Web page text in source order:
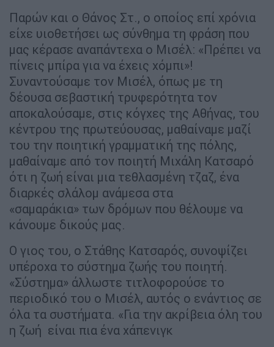
Παρών και ο Θάνος Στ., ο οποίος επί χρόνια
είχε υιοθετήσει ως σύνθηµα τη φράση που
µας κέρασε αναπάντεχα ο Μισέλ: «Πρέπει να
πίνεις µπίρα για να έχεις χόµπι»!
Συναντούσαµε τον Μισέλ, όπως µε τη
δέουσα σεβαστική τρυφερότητα τον
αποκαλούσαµε, στις κόγχες της Αθήνας, του
κέντρου της πρωτεύουσας, µαθαίναµε µαζί
του την ποιητική γραµµατική της πόλης,
µαθαίναµε από τον ποιητή Μιχάλη Κατσαρό
ότι η ζωή είναι µια τεθλασµένη τζαζ, ένα
διαρκές σλάλοµ ανάµεσα στα
«σαµαράκια» των δρόµων που θέλουµε να
κάνουµε δικούς µας.
Ο γιος του, ο Στάθης Κατσαρός, συνοψίζει
υπέροχα το σύστηµα ζωής του ποιητή.
«Σύστηµα» άλλωστε τιτλοφορούσε το
περιοδικό του ο Μισέλ, αυτός ο ενάντιος σε
όλα τα συστήµατα. «Για την ακρίβεια όλη του
η ζωή είναι πια ένα χάπενιγκ